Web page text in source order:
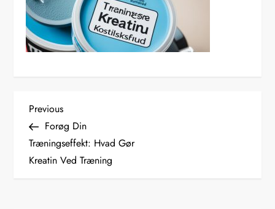
I
n
d
Previous
Post
Previous
Forøg Din
Træningseffekt: Hvad Gør
Kreatin Ved Træning